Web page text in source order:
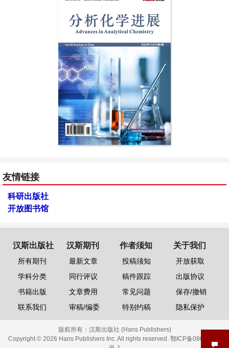
友情链接
科研出版社
开放图书馆
汉斯出版社
所有期刊
学科分类
书籍出版
联系我们
汉斯期刊
最新文章
同行评议
文章费用
审稿/编委
作者须知
投稿须知
稿件跟踪
常见问题
特别约稿
关于我们
开放获取
出版协议
保存/撤销
隐私保护
版权所有： 汉斯出版社 (Hans Publishers)
Copyright © 2026 Hans Publishers Inc. All rights reserved. 鄂ICP备08006613